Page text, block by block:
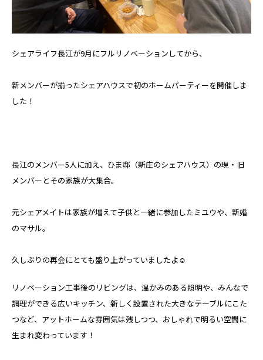
シェアライフ長江が9月にフルリノベーションしてから、
新メンバーが揃ったシェアハウスで初のホームパーティーを開催しま
した！
長江のメンバー5人に加え、ひま邸（新庄のシェアハウス）の現・旧
メンバーとその家族が大集合。
元シェアメイトは家族が増えて子供と一緒に参加したミユウや、新婚
のマサル。
久しぶりの再会にとても盛り上がっていましたよ☺
リノベーション工事後のリビングは、温かみのある照明や、みんなで
調理ができる広いキッチン、新しく設置された大きなテーブルにこた
つなど、アットホームな雰囲気は残しつつ、おしゃれで明るい空間に
生まれ変わっています！